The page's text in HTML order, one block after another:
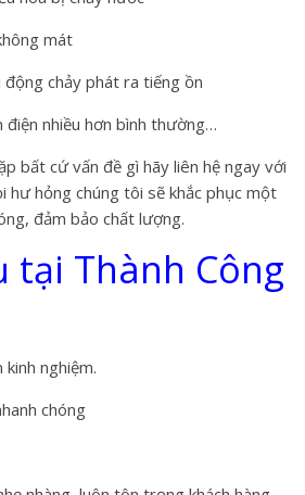
mát
động chảy phát ra tiếng ồn
nhiều hơn bình thường…
bất cứ vấn đề gì hãy liên hệ ngay với
hư hỏng chúng tôi sẽ khắc phục một
đảm bảo chất lượng.
tại Thành Công
nghiệm.
chóng